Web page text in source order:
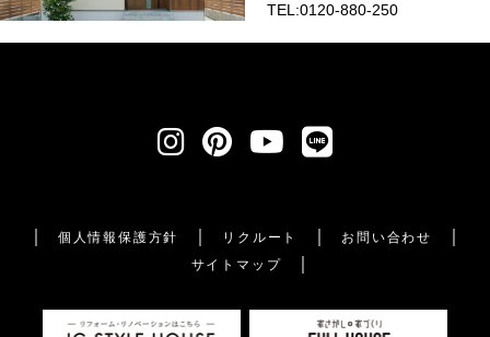
TEL:0120-880-250
個人情報保護方針 リクルート
お問い合わせ
サイトマップ